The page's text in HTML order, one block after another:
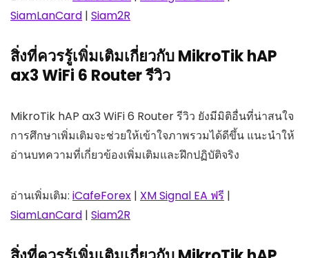
SiamLanCard | Siam2R
สิ่งที่ควรรู้เพิ่มเติมเกี่ยวกับ MikroTik hAP
ax3 WiFi 6 Router รีวิว
MikroTik hAP ax3 WiFi 6 Router รีวิว ยังมีมิติอื่นที่น่าสนใจ
การศึกษาเพิ่มเติมจะช่วยให้เข้าใจภาพรวมได้ดีขึ้น แนะนำให้
อ่านบทความที่เกี่ยวข้องเพิ่มเติมและฝึกปฏิบัติจริง
อ่านเพิ่มเติม: iCafeForex | XM Signal EA ฟรี |
SiamLanCard | Siam2R